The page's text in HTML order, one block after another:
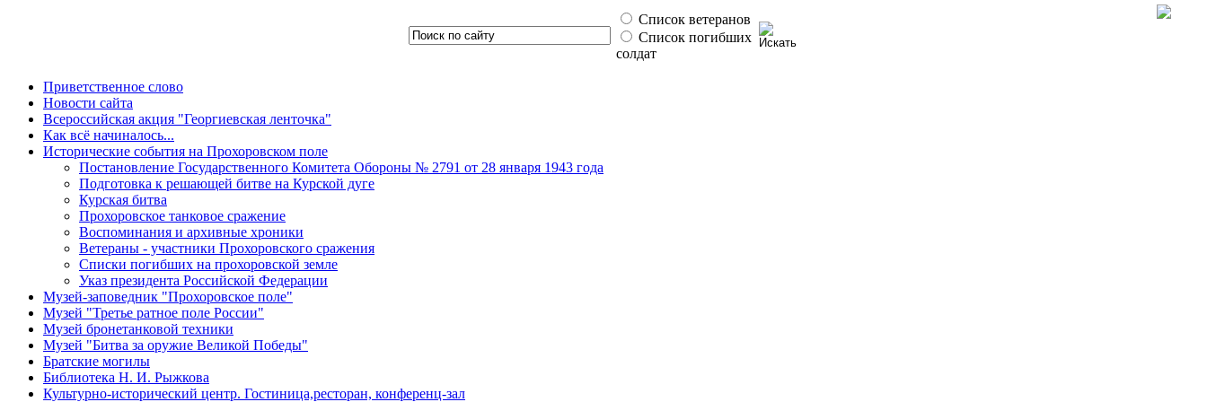
Список ветеранов
Список погибших
солдат
Приветственное слово
Новости сайта
Всероссийская акция "Георгиевская ленточка"
Как всё начиналось...
Исторические события на Прохоровском поле
Постановление Государственного Комитета Обороны № 2791 от 28 января 1943 года
Подготовка к решающей битве на Курской дуге
Курская битва
Прохоровское танковое сражение
Воспоминания и архивные хроники
Ветераны - участники Прохоровского сражения
Списки погибших на прохоровской земле
Указ президента Российской Федерации
Музей-заповедник "Прохоровское поле"
Музей "Третье ратное поле России"
Музей бронетанковой техники
Музей "Битва за оружие Великой Победы"
Братские могилы
Библиотека Н. И. Рыжкова
Культурно-исторический центр. Гостиница,ресторан, конференц-зал